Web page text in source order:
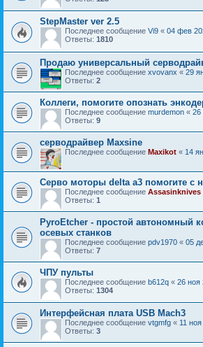
StepMaster ver 2.5
Последнее сообщение Vi9 « 04 фев
Ответы: 1810
Продаю универсальный
Последнее сообщение xvovanx « 29
Ответы: 2
Коллеги, помогите опознать
Последнее сообщение murdemon « 26
Ответы: 9
серводрайвер Maxsine
Последнее сообщение Maxikot « 14
Серво моторы delta a3 помогите с
Последнее сообщение Assasinknives
Ответы: 1
PyroEtcher - простой автономный
осевых станков
Последнее сообщение pdv1970 « 05
Ответы: 7
ЧПУ пульты
Последнее сообщение b612q « 26 ноя
Ответы: 1304
Интерфейсная плата USB Mach3
Последнее сообщение vtgmfg « 11
Ответы: 3